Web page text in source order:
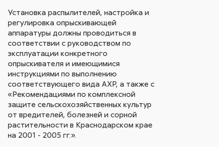
Установка распылителей, настройка и
регулировка опрыскивающей
аппаратуры должны проводиться в
соответствии с руководством по
эксплуатации конкретного
опрыскивателя и имеющимися
инструкциями по выполнению
соответствующего вида АХР, а также с
«Рекомендациями по комплексной
защите сельскохозяйственных культур
от вредителей, болезней и сорной
растительности в Краснодарском крае
на 2001 - 2005 гг.».